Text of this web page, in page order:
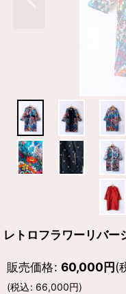
レトロフラワーリバー
販売価格: 60,000円(
(税込: 66,000円)